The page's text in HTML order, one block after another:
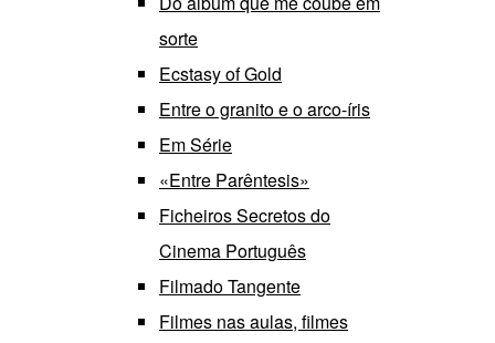
sorte
Ecstasy of Gold
Entre o granito e o arco-íris
Em Série
«Entre Parêntesis»
Ficheiros Secretos do
Cinema Português
Filmado Tangente
Filmes nas aulas, filmes